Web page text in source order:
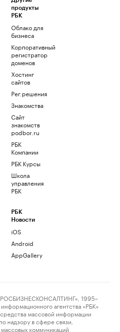
продукты
РБК
Облако для
бизнеса
Корпоративный
регистратор
доменов
Хостинг
сайтов
Рег.решения
Знакомства
Сайт
знакомств
podbor.ru
РБК
Компании
РБК Курсы
Школа
управления
РБК
РБК
Новости
iOS
Android
AppGallery
1995–
агентства «РБК»
массовой информации
надзору в сфере связи,
коммуникаций